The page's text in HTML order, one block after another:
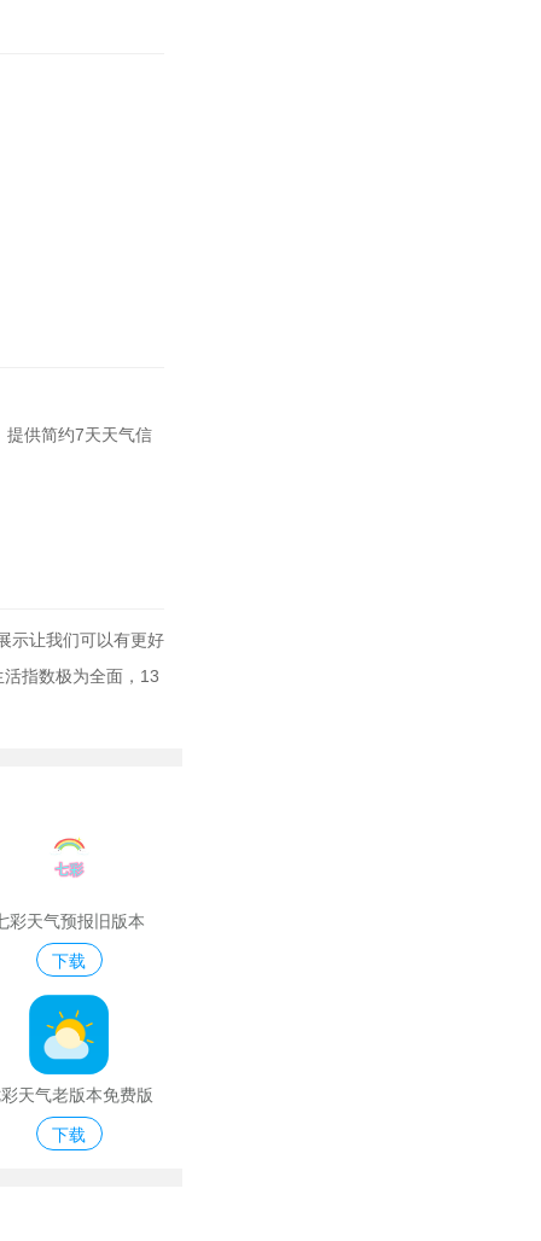
提供简约7天天气信
示让我们可以有更好
指数极为全面，13
彩天气预报旧版本
下载
天气老版本免费版
下载